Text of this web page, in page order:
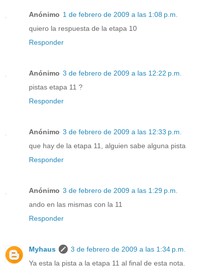
Anónimo 1 de febrero de 2009 a las 1:08 p.m.
quiero la respuesta de la etapa 10
Responder
Anónimo 3 de febrero de 2009 a las 12:22 p.m.
pistas etapa 11 ?
Responder
Anónimo 3 de febrero de 2009 a las 12:33 p.m.
que hay de la etapa 11, alguien sabe alguna pista
Responder
Anónimo 3 de febrero de 2009 a las 1:29 p.m.
ando en las mismas con la 11
Responder
Myhaus
3 de febrero de 2009 a las 1:34 p.m.
Ya esta la pista a la etapa 11 al final de esta nota.